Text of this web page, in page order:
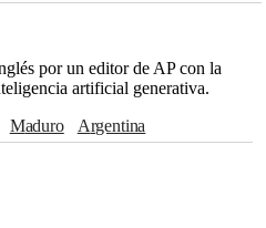
por un editor de AP con la
artificial generativa.
Maduro
Argentina